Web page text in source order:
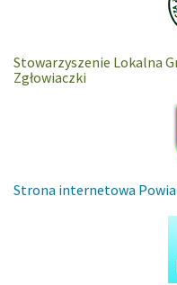
Stowarzyszenie Lokalna
Zgłowiaczki
Strona internetowa